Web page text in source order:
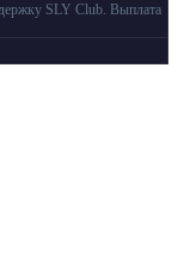
SLY Club. Выплата